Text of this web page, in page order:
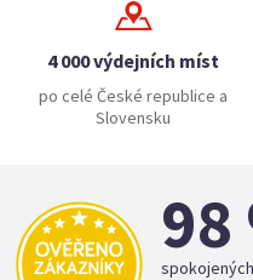
4 000 výdejních míst
po celé České republice a
Slovensku
98